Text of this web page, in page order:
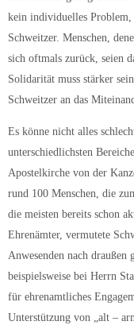
kein individuelles Problem,
Schweitzer. Menschen,
sich oftmals zurück, seien
Solidarität muss stärker
Schweitzer an das
Es könne nicht alles
unterschiedlichsten
Apostelkirche von der
rund 100 Menschen, die
die meisten bereits schon
Ehrenämter, vermutete
Anwesenden nach
beispielsweise bei Herrn
für ehrenamtliches
Unterstützung von „alt –